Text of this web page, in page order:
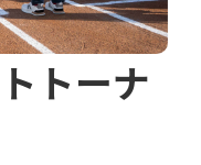
トーナ